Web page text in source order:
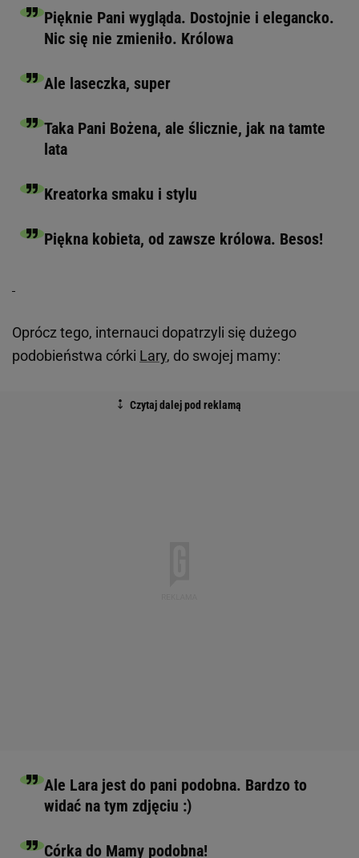
Pięknie Pani wygląda. Dostojnie i elegancko.
Nic się nie zmieniło. Królowa
Ale laseczka, super
Taka Pani Bożena, ale ślicznie, jak na tamte
lata
Kreatorka smaku i stylu
Piękna kobieta, od zawsze królowa. Besos!
Oprócz tego, internauci dopatrzyli się dużego
podobieństwa córki Lary, do swojej mamy:
Ale Lara jest do pani podobna. Bardzo to
widać na tym zdjęciu :)
Córka do Mamy podobna!